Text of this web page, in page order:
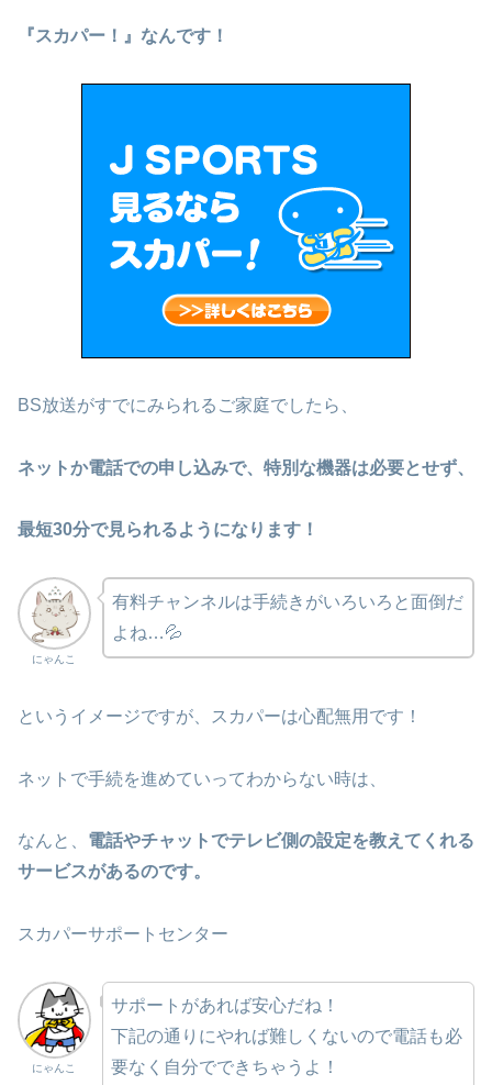
『スカパー！』なんです！
BS放送がすでにみられるご家庭でしたら、
ネットか電話での申し込みで、特別な機器は必要とせず、
最短30分で見られるようになります！
にゃんこ
有料チャンネルは手続きがいろいろと面倒だ
よね…💦
というイメージですが、スカパーは心配無用です！
ネットで手続を進めていってわからない時は、
なんと、 電話やチャットでテレビ側の設定を教えてくれる
サービスがあるのです。
スカパーサポートセンター
にゃんこ
サポートがあれば安心だね！
下記の通りにやれば難しくないので電話も必
要なく自分でできちゃうよ！